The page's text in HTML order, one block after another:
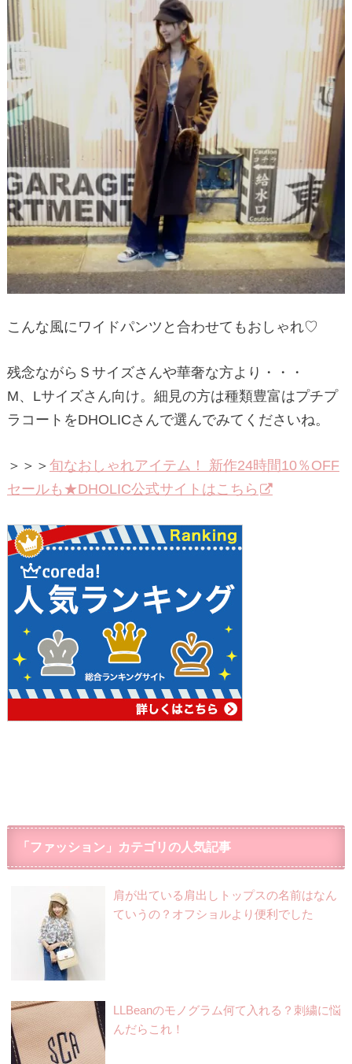
こんな風にワイドパンツと合わせてもおしゃれ♡
残念ながらＳサイズさんや華奢な方より・・・
M、Lサイズさん向け。細見の方は種類豊富はプチプ
ラコートをDHOLICさんで選んでみてくださいね。
＞＞＞ 旬なおしゃれアイテム！ 新作24時間10％OFF
セールも★DHOLIC公式サイトはこちら
「ファッション」カテゴリの人気記事
肩が出ている肩出しトップスの名前はなん
ていうの？オフショルより便利でした
LLBeanのモノグラム何て入れる？刺繍に悩
んだらこれ！